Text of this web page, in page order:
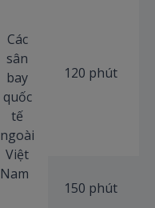
Các
sân
bay
quốc
tế
ngoài
Việt
Nam
120 phút
150 phút